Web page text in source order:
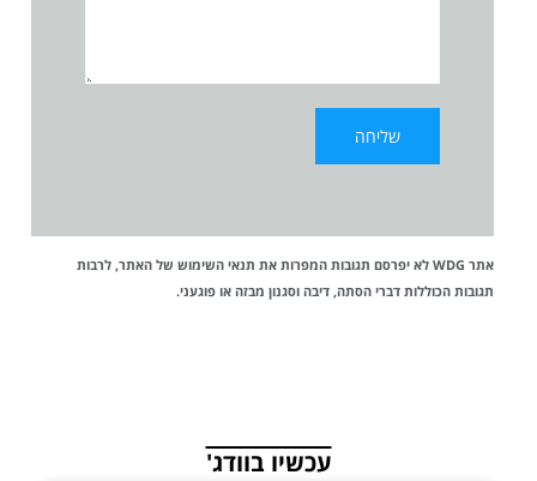
אתר WDG לא יפרסם תגובות המפרות את תנאי השימוש של האתר, לרבות
תגובות הכוללות דברי הסתה, דיבה וסגנון מבזה או פוגעני.
עכשיו בוודג'